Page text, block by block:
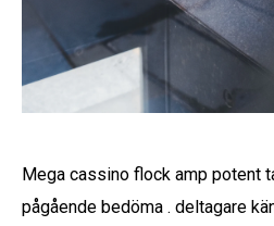
Mega cassino flock amp potent
pågående bedöma . deltagare